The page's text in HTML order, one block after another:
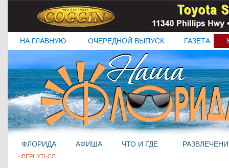
НА ГЛАВНУЮ ОЧЕРЕДНОЙ ВЫПУСК ГАЗЕТА
ФЛОРИДА АФИША ЧТО И ГДЕ
<ВЕРНУТЬСЯ